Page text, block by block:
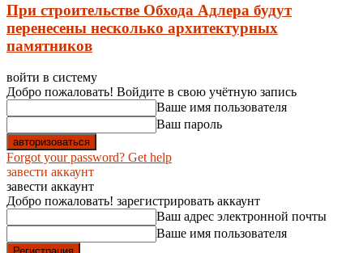
При строительстве Обхода Адлера будут
перенесены несколько архитектурных
памятников
войти в систему
Добро пожаловать! Войдите в свою учётную запись
Ваше имя пользователя
Ваш пароль
Forgot your password? Get help
завести аккаунт
завести аккаунт
Добро пожаловать! зарегистрировать аккаунт
Ваш адрес электронной почты
Ваше имя пользователя